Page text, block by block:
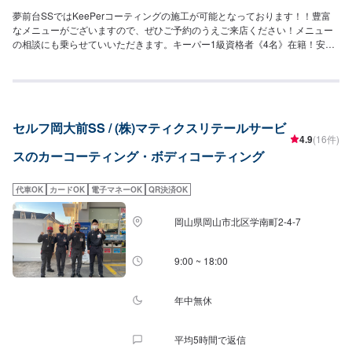
耐久：3年(２年（または１年）に１回のメンテナンスで６年)）圧倒的な厚み
を持つコーティング被膜で汚れを弾く撥水力を得るとともに、水シミや水ア
カの原因を解決SS：115,700円S：126,200円M：137,500円L：153,200円
グ）】（施工時間：40分〜、耐久：3ヶ月）洗車で取れない汚れもスパッと
【モールプロテクト】（施工時間：1時間30分〜）メッキモールに着いた白
いシミから守ります5,400円【モールクリーン＆プロテクト】（施工時間：
5〜8時間）白いシミを除去→シミから守ります39,600円（リーフレール同時
施工の場合58,300円）【樹脂フェンダーキーパー】（施工時間：50分〜）無
ー：6,280円・フル：9,270円・無塗装樹脂パーツ面積の大きい車：12,560円
（対象車の一例）レクサスNX/LX/RXトヨタFJクルーザー/シエンタ/ライズ日
産キックス/デュアリスホンダCRV/シビック三菱エクリプスクロス/アウトラ
ンダーマツダCX-3/CX-8/CX-60/MX-30スバルXV/WRXS4スズキジムニー/ラパ
ンBMWX1/X3アウディQ2〜Q7フォルクスワーゲンティグアン/ティークロス
メルセデスベンツGLA、GLB、GLCボルボXC60プジョー2008/3008/5008テ
スラモデルX他＜＜施工費用を詳しく知りたい方は、お問い合わせください＞
夢前台SSではKeePerコーティングの施工が可能となっております！！豊富
なメニューがございますので、ぜひご予約のうえご来店ください！メニュー
の相談にも乗らせていいただきます。キーパー1級資格者《4名》在籍！安心
の施工で愛車の輝きを保ちます！⚪︎施工価格（車サイズ）17,400円（SSサイ
時間：2時間）＞汚れの密着を防ぐ独特な防汚能力を持つコーティングです。
青空駐車でも綺麗を保つ！ノーメンテで1年耐久！⚪︎施工価格（車サイズ）
27,400円（SSサイズ）29,500円（Sサイズ）31,800円（Mサイズ）32,900円
ーパー（作業時間：3〜8時間）＞人気メニュー！二層コーティングで塗装の
色をより濃く透明な艶を加える！ノーメンテで3年耐久！（メンテありで5年
耐久）⚪︎施工価格（車サイズ）49,900円（SSサイズ）55,100円（Sサイズ）
60,400円（Mサイズ）64,400円（Lサイズ）70,900円（LLサイズ）90,700円
（XLサイズ）▶︎プレミアム仕様（細かい部分まで施工）⚪︎施工価格（車サイ
ズ）74,600円（SSサイズ）83,000円（Sサイズ）90,300円（Mサイズ）
96,600円（Lサイズ）106,100円（LLサイズ）136,500円（XLサイズ）＜ダブ
の下部のレジン被膜を2層重ねた三層コーティング！ノーメンテで3年耐久！
（LLサイズ）131,400円（XLサイズ）＜エコプラスダイヤモンドキーパー
セルフ岡大前SS / (株)マティクスリテールサービ
スのカーコーティング・ボディコーティング
4.9(16件)
代車OK カードOK 電子マネーOK QR決済OK
岡山県岡山市北区学南町2-4-7
9:00 ~ 18:00
年中無休
平均5時間で返信